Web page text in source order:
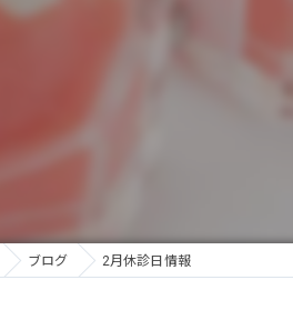
ブログ 2月休診日情報